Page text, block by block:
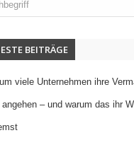
BEITRÄGE
viele Unternehmen ihre
– und warum das ihr